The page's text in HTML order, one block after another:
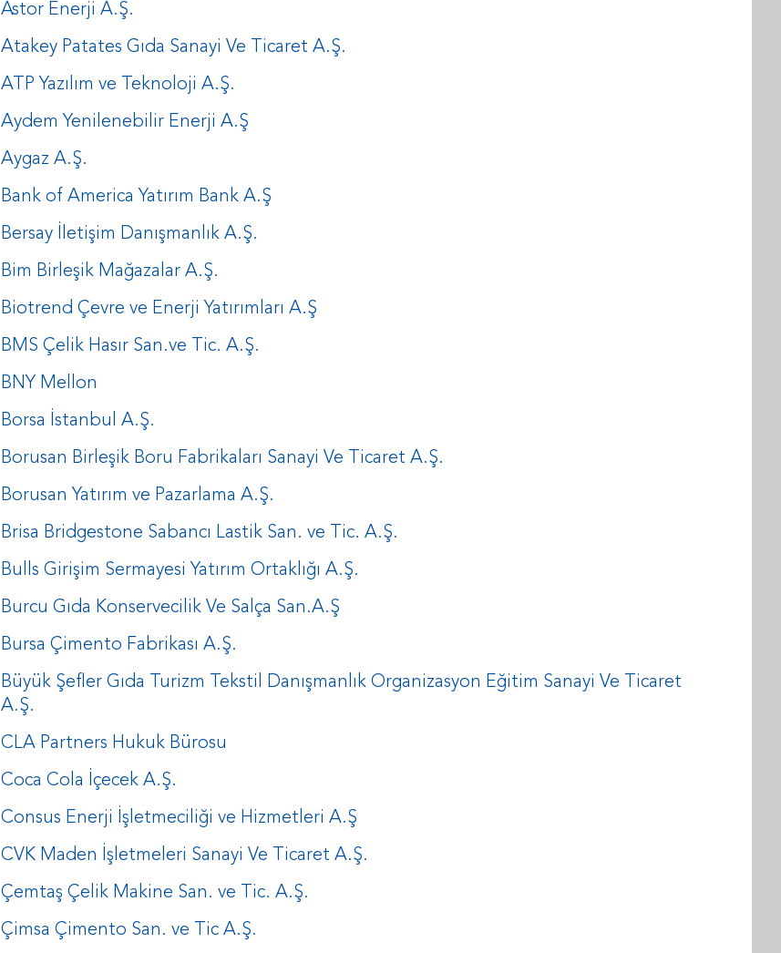
Astor Enerji A.Ş.
Atakey Patates Gıda Sanayi Ve Ticaret A.Ş.
ATP Yazılım ve Teknoloji A.Ş.
Aydem Yenilenebilir Enerji A.Ş
Aygaz A.Ş.
Bank of America Yatırım Bank A.Ş
Bersay İletişim Danışmanlık A.Ş.
Bim Birleşik Mağazalar A.Ş.
Biotrend Çevre ve Enerji Yatırımları A.Ş
BMS Çelik Hasır San.ve Tic. A.Ş.
BNY Mellon
Borsa İstanbul A.Ş.
Borusan Birleşik Boru Fabrikaları Sanayi Ve Ticaret A.Ş.
Borusan Yatırım ve Pazarlama A.Ş.
Brisa Bridgestone Sabancı Lastik San. ve Tic. A.Ş.
Bulls Girişim Sermayesi Yatırım Ortaklığı A.Ş.
Burcu Gıda Konservecilik Ve Salça San.A.Ş
Bursa Çimento Fabrikası A.Ş.
Büyük Şefler Gıda Turizm Tekstil Danışmanlık Organizasyon Eğitim Sanayi Ve Ticaret
A.Ş.
CLA Partners Hukuk Bürosu
Coca Cola İçecek A.Ş.
Consus Enerji İşletmeciliği ve Hizmetleri A.Ş
CVK Maden İşletmeleri Sanayi Ve Ticaret A.Ş.
Çemtaş Çelik Makine San. ve Tic. A.Ş.
Çimsa Çimento San. ve Tic A.Ş.